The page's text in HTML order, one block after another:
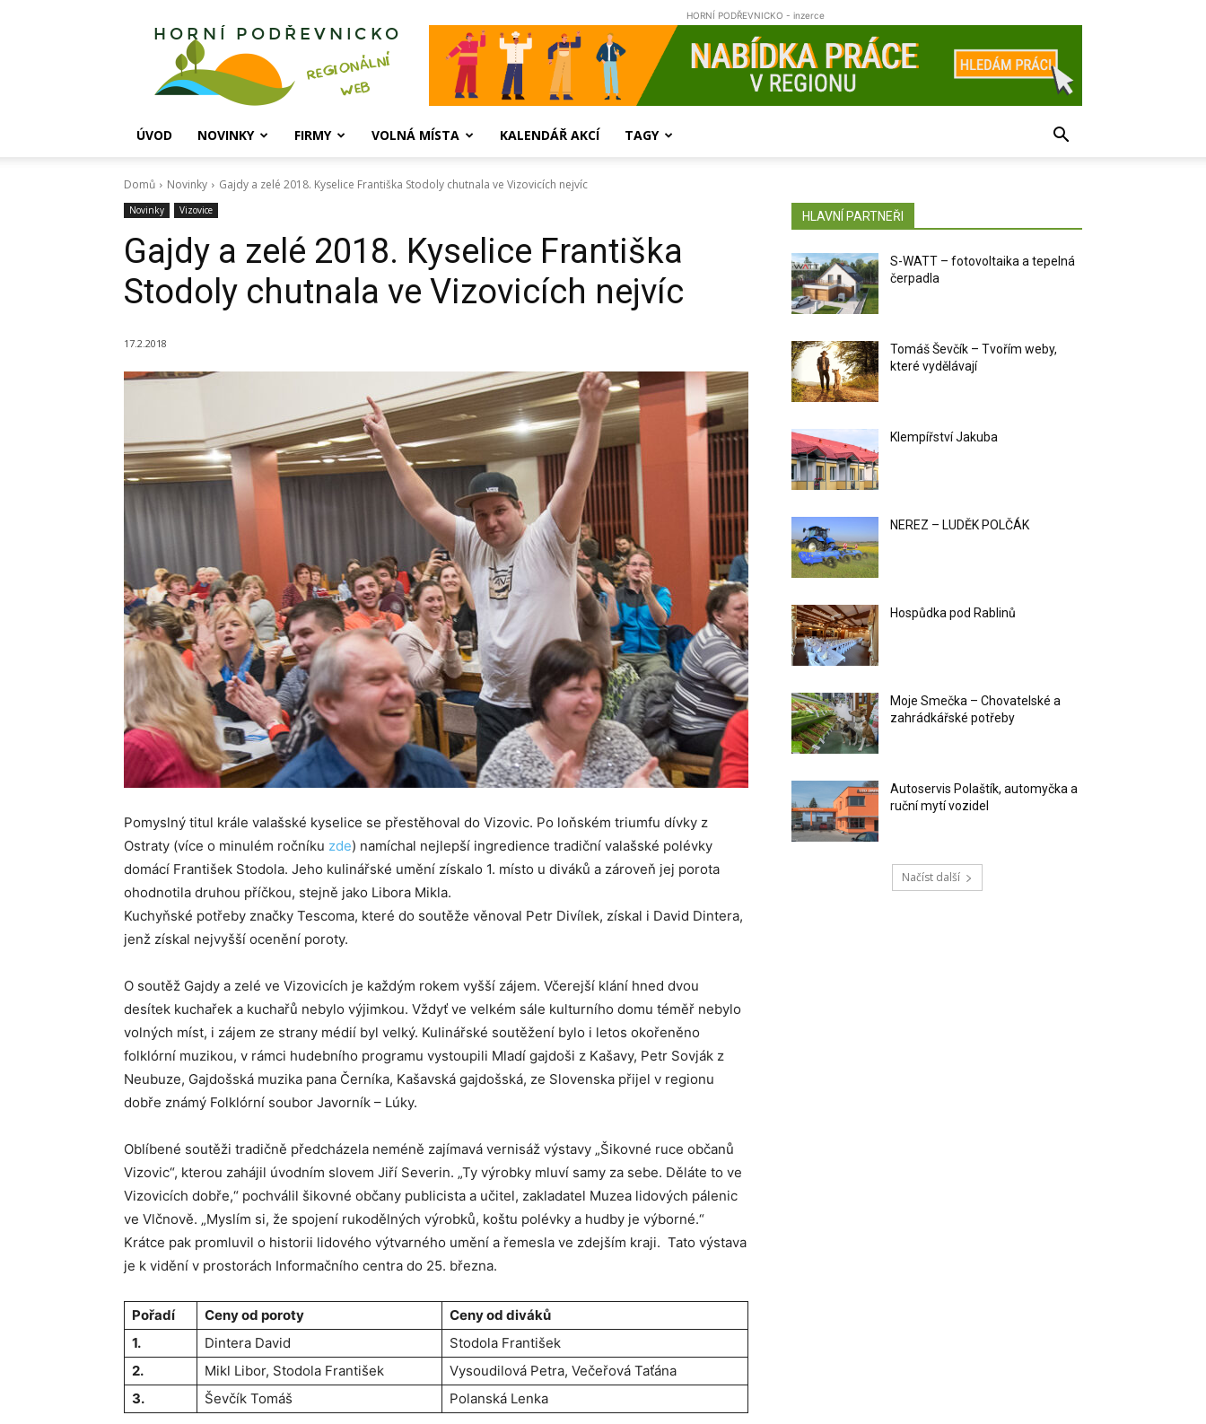
Horní
HORNÍ PODŘEVNICKO - inzerce
ÚVOD NOVINKY FIRMY VOLNÁ MÍSTA KALENDÁŘ AKCÍ TAGY
Domů Novinky Gajdy a zelé 2018. Kyselice Františka Stodoly chutnala ve Vizovicích nejvíc
Novinky Vizovice
Gajdy a zelé 2018. Kyselice Františka
Stodoly chutnala ve Vizovicích nejvíc
17.2.2018
Pomyslný titul krále valašské kyselice se přestěhoval do Vizovic. Po loňském triumfu dívky z
Ostraty (více o minulém ročníku zde) namíchal nejlepší ingredience tradiční valašské polévky
domácí František Stodola. Jeho kulinářské umění získalo 1. místo u diváků a zároveň jej porota
ohodnotila druhou příčkou, stejně jako Libora Mikla.
Kuchyňské potřeby značky Tescoma, které do soutěže věnoval Petr Divílek, získal i David Dintera,
jenž získal nejvyšší ocenění poroty.
O soutěž Gajdy a zelé ve Vizovicích je každým rokem vyšší zájem. Včerejší klání hned dvou
desítek kuchařek a kuchařů nebylo výjimkou. Vždyť ve velkém sále kulturního domu téměř nebylo
volných míst, i zájem ze strany médií byl velký. Kulinářské soutěžení bylo i letos okořeněno
folklórní muzikou, v rámci hudebního programu vystoupili Mladí gajdoši z Kašavy, Petr Sovják z
Neubuze, Gajdošská muzika pana Černíka, Kašavská gajdošská, ze Slovenska přijel v regionu
dobře známý Folklórní soubor Javorník – Lúky.
Oblíbené soutěži tradičně předcházela neméně zajímavá vernisáž výstavy „Šikovné ruce občanů
Vizovic“, kterou zahájil úvodním slovem Jiří Severin. „Ty výrobky mluví samy za sebe. Děláte to ve
Vizovicích dobře,“ pochválil šikovné občany publicista a učitel, zakladatel Muzea lidových pálenic
ve Vlčnově. „Myslím si, že spojení rukodělných výrobků, koštu polévky a hudby je výborné.“
Krátce pak promluvil o historii lidového výtvarného umění a řemesla ve zdejším kraji. Tato výstava
je k vidění v prostorách Informačního centra do 25. března.
Pořadí Ceny od poroty
Ceny od diváků
1.
Dintera David
Stodola František
2.
Mikl Libor, Stodola František
Vysoudilová Petra, Večeřová Taťána
3.
Ševčík Tomáš Polanská Lenka
HLAVNÍ PARTNEŘI
S-WATT – fotovoltaika a tepelná
čerpadla
Tomáš Ševčík – Tvořím weby,
které vydělávají
Klempířství Jakuba
NEREZ – LUDĚK POLČÁK
Hospůdka pod Rablinů
Moje Smečka – Chovatelské a
zahrádkářské potřeby
Autoservis Polaštík, automyčka a
ruční mytí vozidel
Načíst další